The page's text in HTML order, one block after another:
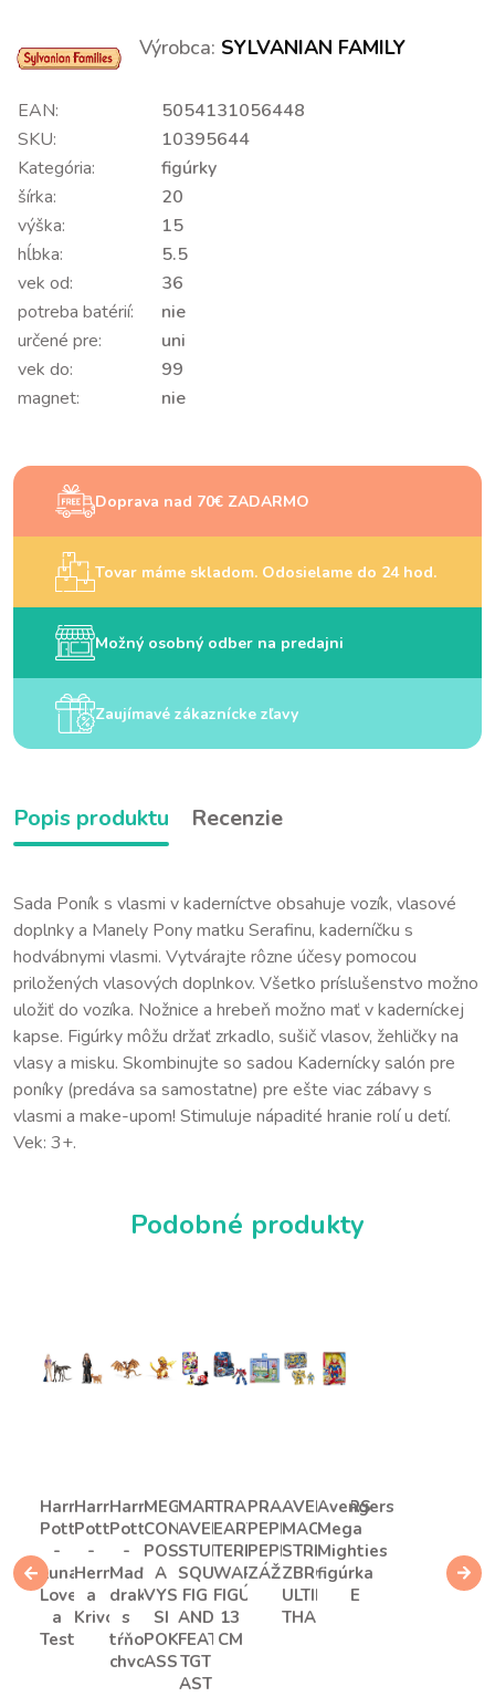
Výrobca: SYLVANIAN FAMILY
EAN:
5054131056448
SKU:
10395644
Kategória:
figúrky
šírka:
20
výška:
15
hĺbka:
5.5
vek od:
36
potreba batérií:
nie
určené pre:
uni
vek do:
99
magnet:
nie
Doprava nad 70€ ZADARMO
Tovar máme skladom. Odosielame do 24 hod.
Možný osobný odber na predajni
Zaujímavé zákaznícke zľavy
Popis produktu Recenzie
Sada Poník s vlasmi v kaderníctve obsahuje vozík, vlasové
doplnky a Manely Pony matku Serafinu, kaderníčku s
hodvábnymi vlasmi. Vytvárajte rôzne účesy pomocou
priložených vlasových doplnkov. Všetko príslušenstvo možno
uložiť do vozíka. Nožnice a hrebeň možno mať v kaderníckej
kapse. Figúrky môžu držať zrkadlo, sušič vlasov, žehličky na
vlasy a misku. Skombinujte so sadou Kadernícky salón pre
poníky (predáva sa samostatne) pre ešte viac zábavy s
vlasmi a make-upom! Stimuluje nápadité hranie rolí u detí.
Vek: 3+.
Podobné produkty
Harry
Potter
-
Luna
Lovegoodová
a
Testrál
Harry
Potter
-
Hermiona
a
Krivolab
Harry
Potter
-
Maďarský
drak
s
tŕňovým
chvostom
MEGA
CONSTRUX
POSTAV
A
VYSTAV
SI
POKÉMONA
ASST
MARVEL
AVENGERS
STUNT
SQUAD
FIG
AND
FEATURE
TGT
AST
TRANSFORMERS
EARTHSPARK
TERRAN
WARRIOR
FIGÚRKA
13
CM
PRASIATKO
PEPPA
PEPPINE
ZÁŽITKY
AVENGERS
MACH
STRIKE
ZBROJ
ULTIMATE
THANOS
Avengers
Mega
Mighties
figúrka